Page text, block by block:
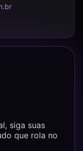
siga suas
que rola no